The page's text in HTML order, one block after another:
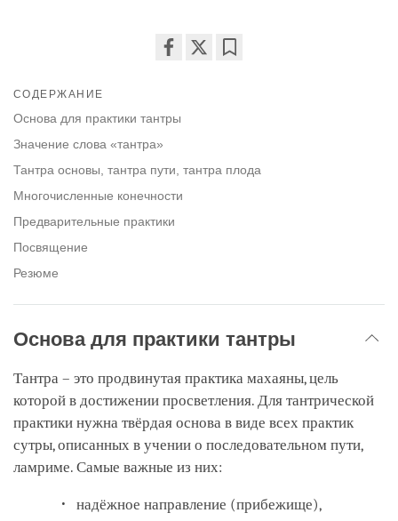
СОДЕРЖАНИЕ
Основа для практики тантры
Значение слова «тантра»
Тантра основы, тантра пути, тантра плода
Многочисленные конечности
Предварительные практики
Посвящение
Резюме
Основа для практики тантры
Тантра – это продвинутая практика махаяны, цель
которой в достижении просветления. Для тантрической
практики нужна твёрдая основа в виде всех практик
сутры, описанных в учении о последовательном пути,
ламриме. Самые важные из них:
надёжное направление (прибежище),